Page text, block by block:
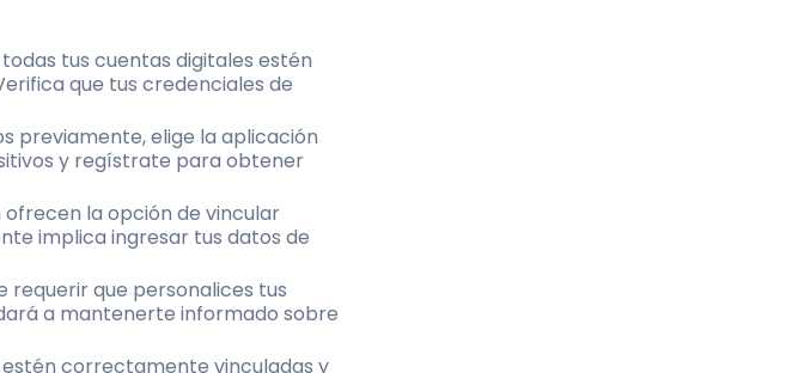
tus cuentas digitales estén
que tus credenciales de
previamente, elige la aplicación
y regístrate para obtener
ofrecen la opción de vincular
implica ingresar tus datos de
requerir que personalices tus
a mantenerte informado sobre
estén correctamente vinculadas y